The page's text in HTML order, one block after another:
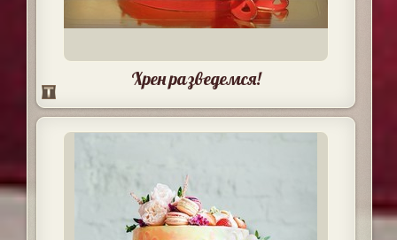
Хрен разведемся!